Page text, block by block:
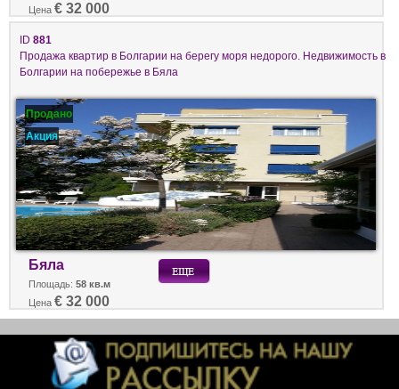
Цена € 32 000
ID 881
Продажа квартир в Болгарии на берегу моря недорого. Недвижимость в
Болгарии на побережье в Бяла
Продано
Акция
Бяла
Площадь: 58 кв.м
Цена € 32 000